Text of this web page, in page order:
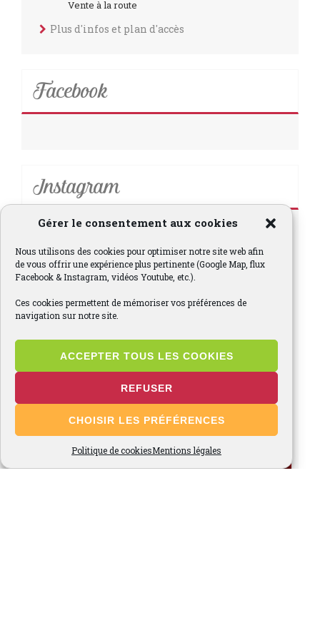
Gérer le consentement aux cookies
Nous utilisons des cookies pour optimiser notre site web afin
de vous offrir une expérience plus pertinente (Google Map, flux
Facebook & Instagram, vidéos Youtube, etc.).
Ces cookies permettent de mémoriser vos préférences de
navigation sur notre site.
ACCEPTER TOUS LES COOKIES
REFUSER
CHOISIR LES PRÉFÉRENCES
Politique de cookiesMentions légales
Vente à la route
Plus d'infos et plan d'accès
Facebook
Instagram
#fraise #clery #producteurlocal #ventedirecte
#valdoise95 #pnr #ferme #mai #juin #pleinchamp
#strawberry #vexin #producteur #strawberries
#fraises